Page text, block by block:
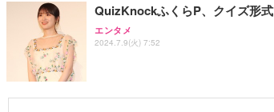
QuizKnockふくらP、クイズ形
エンタメ
2024.7.9(火) 7:52